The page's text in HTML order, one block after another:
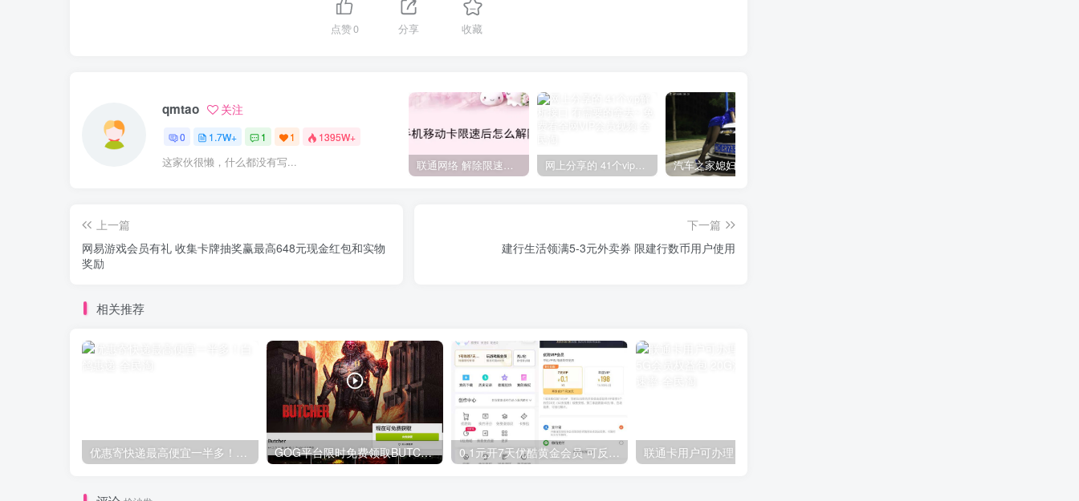
点赞0 分享 收藏
qmtao 关注
0 1.7W+ 1 1 1395W+
这家伙很懒，什么都没有写... 联通网络 解除限速方法参考！畅享、畅玩、老白干等及其它地区自测了 网上分享的 41个vip解析接口 有需要的拿去~ 免费看全网VIP会员视频
上一篇
网易游戏会员有礼 收集卡牌抽奖赢最高648元现金红包和实物
奖励
下一篇
建行生活领满5-3元外卖券 限建行数币用户使用
相关推荐
优惠寄快递最高便宜一半多！白鸽惠递 GOG平台限时免费领取BUTCHER（屠夫） 0.1元开7天优酷黄金会员 可反复开通需要关闭自动续费